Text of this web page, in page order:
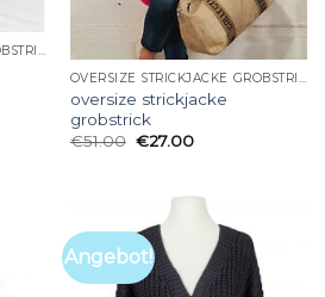
OVERSIZE STRICKJACKE GROBSTRICK
OVERSIZE STRICKJACKE GROBSTRICK
oversize strickjacke
grobstrick
€51.00 €27.00
Angebot!